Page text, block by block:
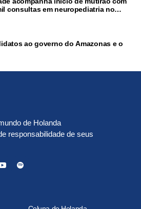
consultas em neuropediatria no
ao governo do Amazonas e o
de Holanda
responsabilidade de seus